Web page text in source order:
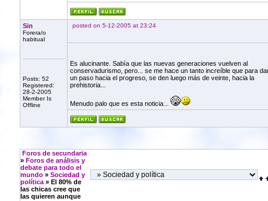
Sin
Forera/o
habitual
Posts: 52
Registered:
28-2-2005
Member Is
Offline
posted on 5-12-2005 at 23:24
Es alucinante. Sabía que las nuevas generaciones vuelven al
conservadurismo, pero... se me hace un tanto increíble que para
un paso hacia el progreso, se den luego más de veinte, hacia la
prehistoria...
Menudo palo que es esta noticia...
Foros de secundaria
» Foros de análisis y
debate para todo el
mundo» Sociedad y
política» El 80% de
las chicas cree que
las quieren aunque